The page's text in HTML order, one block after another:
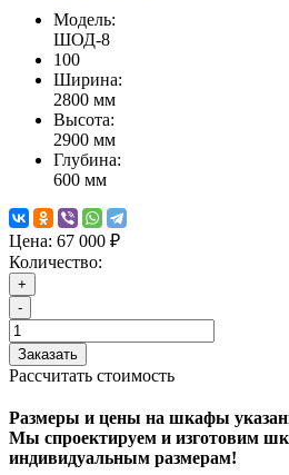
Модель:
ШОД-8
100
Ширина:
2800 мм
Высота:
2900 мм
Глубина:
600 мм
Цена: 67 000 ₽
Количество:
+
-
Заказать
Рассчитать стоимость
Размеры и цены на шкафы
Мы спроектируем и изготовим
индивидуальным размерам!